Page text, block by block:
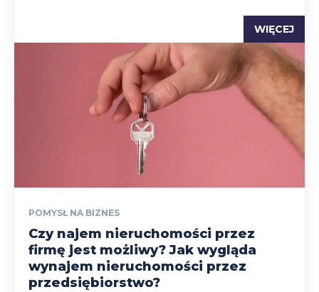
WIĘCEJ
POMYSŁ NA BIZNES
Czy najem nieruchomości przez
firmę jest możliwy? Jak wygląda
wynajem nieruchomości przez
przedsiębiorstwo?